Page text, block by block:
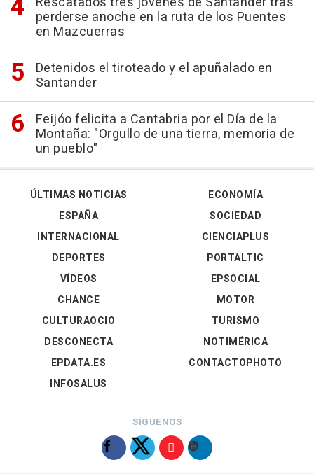
perderse anoche en la ruta de los Puentes
en Mazcuerras
Detenidos el tiroteado y el apuñalado en
Santander
Feijóo felicita a Cantabria por el Día de la
Montaña: "Orgullo de una tierra, memoria de
un pueblo"
ÚLTIMAS NOTICIAS
ESPAÑA
INTERNACIONAL
DEPORTES
VÍDEOS
ECONOMÍA
SOCIEDAD
CIENCIAPLUS
PORTALTIC
EPSOCIAL
CHANCE
CULTURAOCIO
DESCONECTA
EPDATA.ES
INFOSALUS
MOTOR
TURISMO
NOTIMÉRICA
CONTACTOPHOTO
SÍGUENOS